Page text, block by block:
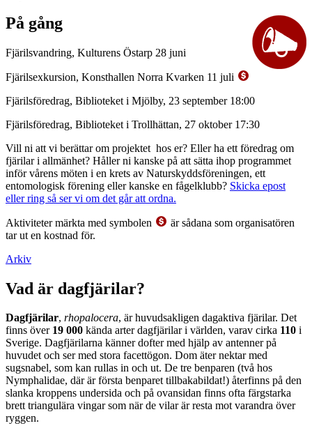
På gång
Fjärilsvandring, Kulturens Östarp 28 juni
Fjärilsexkursion, Konsthallen Norra Kvarken 11 juli
Fjärilsföredrag, Biblioteket i Mjölby, 23 september 18:00
Fjärilsföredrag, Biblioteket i Trollhättan, 27 oktober 17:30
Vill ni att vi berättar om projektet hos er? Eller ha ett föredrag om
fjärilar i allmänhet? Håller ni kanske på att sätta ihop programmet
inför vårens möten i en krets av Naturskyddsföreningen, ett
entomologisk förening eller kanske en fågelklubb? Skicka epost
eller ring så ser vi om det går att ordna.
Aktiviteter märkta med symbolen
är sådana som organisatören
tar ut en kostnad för.
Arkiv
Vad är dagfjärilar?
Dagfjärilar, rhopalocera, är huvudsakligen dagaktiva fjärilar. Det
finns över 19 000 kända arter dagfjärilar i världen, varav cirka 110 i
Sverige. Dagfjärilarna känner dofter med hjälp av antenner på
huvudet och ser med stora facettögon. Dom äter nektar med
sugsnabel, som kan rullas in och ut. De tre benparen (två hos
Nymphalidae, där är första benparet tillbakabildat!) återfinns på den
slanka kroppens undersida och på ovansidan finns ofta färgstarka
brett triangulära vingar som när de vilar är resta mot varandra över
ryggen.